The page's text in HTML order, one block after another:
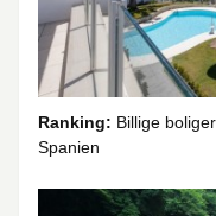
Ranking: Billige
Spanien